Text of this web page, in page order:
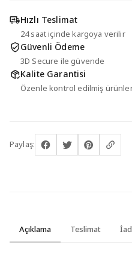
Hızlı Teslimat
24 saat içinde kargoya verilir
Güvenli Ödeme
3D Secure ile güvende
Kalite Garantisi
Özenle kontrol edilmiş
Paylaş:
Açıklama Teslimat